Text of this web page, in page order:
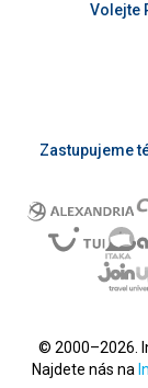
Volejte
Zastupujeme
© 2000–2026.
Najdete nás na